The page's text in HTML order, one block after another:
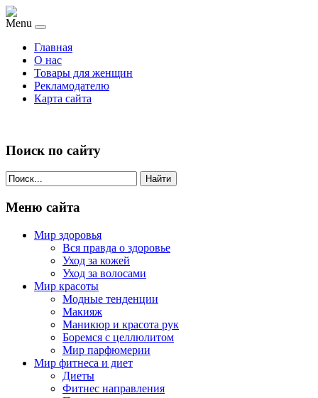
Menu
Главная
О нас
Товары для женщин
Рекламодателю
Карта сайта
Поиск по сайту
Найти
Меню сайта
Мир здоровья
Вся правда о здоровье
Уход за кожей
Уход за волосами
Мир красоты
Модные тенденции
Макияж
Маникюр и красота рук
Боремся с целлюлитом
Мир парфюмерии
Мир фитнеса и диет
Диеты
Фитнес направления